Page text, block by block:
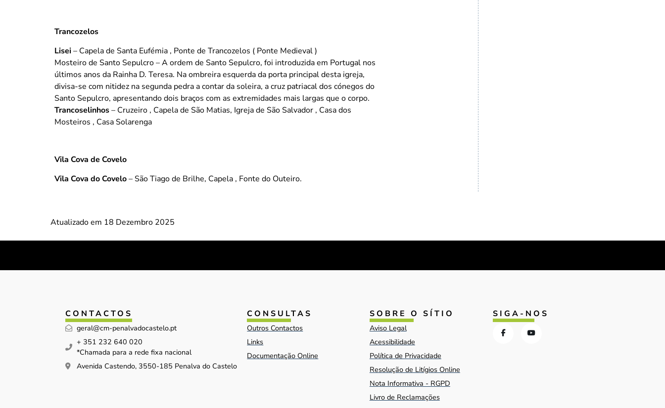
Trancozelos
Lisei– Capela de Santa Eufémia , Ponte de Trancozelos ( Ponte Medieval )
Mosteiro de Santo Sepulcro – A ordem de Santo Sepulcro, foi introduzida em Portugal nos
últimos anos da Rainha D. Teresa. Na ombreira esquerda da porta principal desta igreja,
divisa-se com nitidez na segunda pedra a contar da soleira, a cruz patriacal dos cónegos do
Santo Sepulcro, apresentando dois braços com as extremidades mais largas que o corpo.
Trancoselinhos– Cruzeiro , Capela de São Matias, Igreja de São Salvador , Casa dos
Mosteiros , Casa Solarenga
Vila Cova de Covelo
Vila Cova do Covelo– São Tiago de Brilhe, Capela , Fonte do Outeiro.
Atualizado em 18 Dezembro 2025
CONTACTOS
geral@cm-penalvadocastelo.pt
+ 351 232 640 020
*Chamada para a rede fixa nacional
Avenida Castendo, 3550-185 Penalva do Castelo
CONSULTAS
Outros Contactos
Links
Documentação Online
SOBRE O SÍTIO
Aviso Legal
Acessibilidade
Política de Privacidade
Resolução de Litígios Online
Nota Informativa - RGPD
Livro de Reclamações
SIGA-NOS